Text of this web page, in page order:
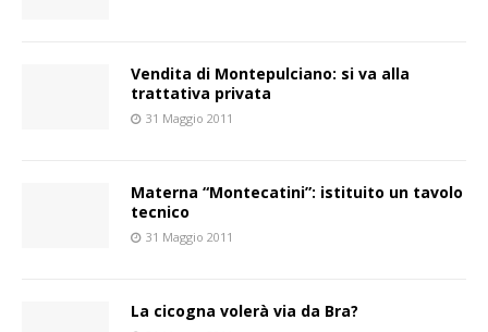
Vendita di Montepulciano: si va alla
trattativa privata
31 Maggio 2011
Materna “Montecatini”: istituito un tavolo
tecnico
31 Maggio 2011
La cicogna volerà via da Bra?